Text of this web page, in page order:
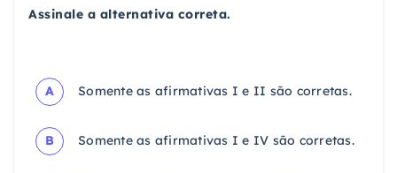
Assinale a alternativa correta.
A Somente as afirmativas I e II são corretas.
B Somente as afirmativas I e IV são corretas.